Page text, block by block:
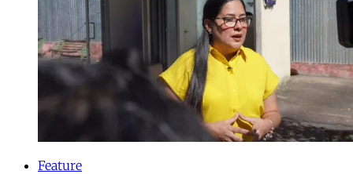
Feature